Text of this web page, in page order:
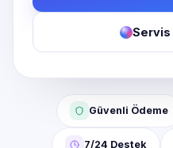
Servis
Güvenli Ödeme
7/24 Destek